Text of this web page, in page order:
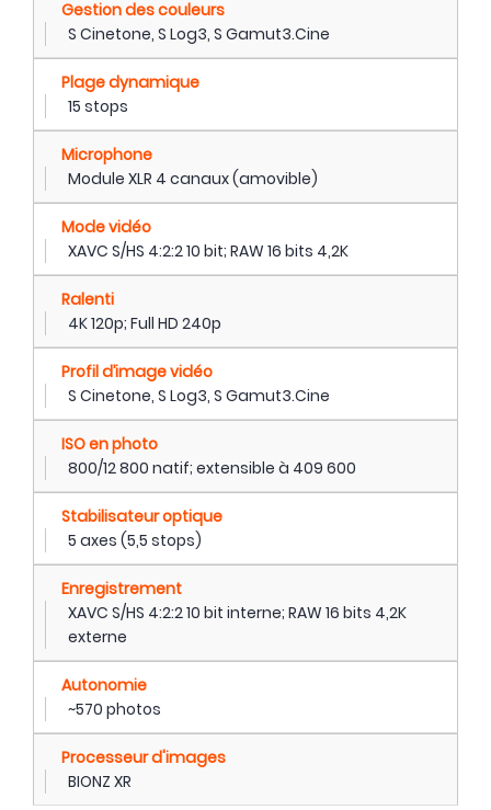
Gestion des couleurs
S Cinetone, S Log3, S Gamut3.Cine
Plage dynamique
15 stops
Microphone
Module XLR 4 canaux (amovible)
Mode vidéo
XAVC S/HS 4:2:2 10 bit; RAW 16 bits 4,2K
Ralenti
4K 120p; Full HD 240p
Profil d’image vidéo
S Cinetone, S Log3, S Gamut3.Cine
ISO en photo
800/12 800 natif; extensible à 409 600
Stabilisateur optique
5 axes (5,5 stops)
Enregistrement
XAVC S/HS 4:2:2 10 bit interne; RAW 16 bits 4,2K
externe
Autonomie
~570 photos
Processeur d'images
BIONZ XR